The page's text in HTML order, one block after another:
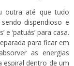
outra até que tudo
dispendioso e
‘patuás’ para casa.
para ficar em
as energias
espiral dentro de um